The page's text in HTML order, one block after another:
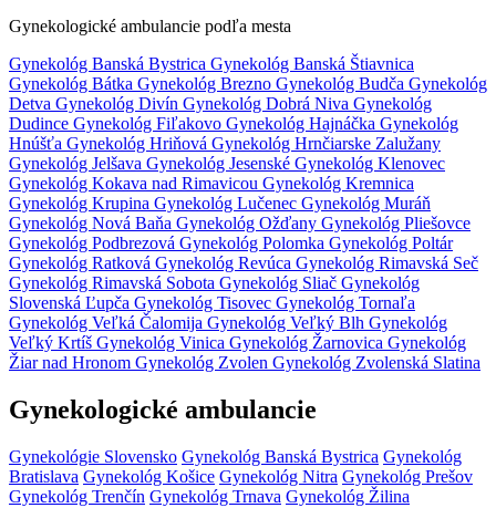
Gynekologické ambulancie podľa mesta
Gynekológ Banská Bystrica Gynekológ Banská Štiavnica
Gynekológ Bátka Gynekológ Brezno Gynekológ Budča Gynekológ
Detva Gynekológ Divín Gynekológ Dobrá Niva Gynekológ
Dudince Gynekológ Fiľakovo Gynekológ Hajnáčka Gynekológ
Hnúšťa Gynekológ Hriňová Gynekológ Hrnčiarske Zalužany
Gynekológ Jelšava Gynekológ Jesenské Gynekológ Klenovec
Gynekológ Kokava nad Rimavicou Gynekológ Kremnica
Gynekológ Krupina Gynekológ Lučenec Gynekológ Muráň
Gynekológ Nová Baňa Gynekológ Ožďany Gynekológ Pliešovce
Gynekológ Podbrezová Gynekológ Polomka Gynekológ Poltár
Gynekológ Ratková Gynekológ Revúca Gynekológ Rimavská Seč
Gynekológ Rimavská Sobota Gynekológ Sliač Gynekológ
Slovenská Ľupča Gynekológ Tisovec Gynekológ Tornaľa
Gynekológ Veľká Čalomija Gynekológ Veľký Blh Gynekológ
Veľký Krtíš Gynekológ Vinica Gynekológ Žarnovica Gynekológ
Žiar nad Hronom Gynekológ Zvolen Gynekológ Zvolenská Slatina
Gynekologické ambulancie
Gynekológie Slovensko Gynekológ Banská Bystrica Gynekológ
Bratislava Gynekológ Košice Gynekológ Nitra Gynekológ Prešov
Gynekológ Trenčín Gynekológ Trnava Gynekológ Žilina